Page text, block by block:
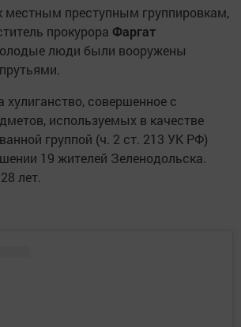
местным преступным группировкам,
прокурора Фаргат
люди были вооружены
хулиганство, совершенное с
используемых в качестве
группой (ч. 2 ст. 213 УК РФ)
19 жителей Зеленодольска.
лет.⠀